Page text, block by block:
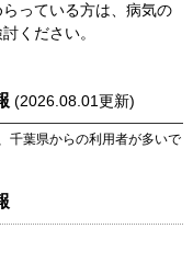
っている方は、病気の
ください。
(2026.08.01更新)
千葉県からの利用者が多いで